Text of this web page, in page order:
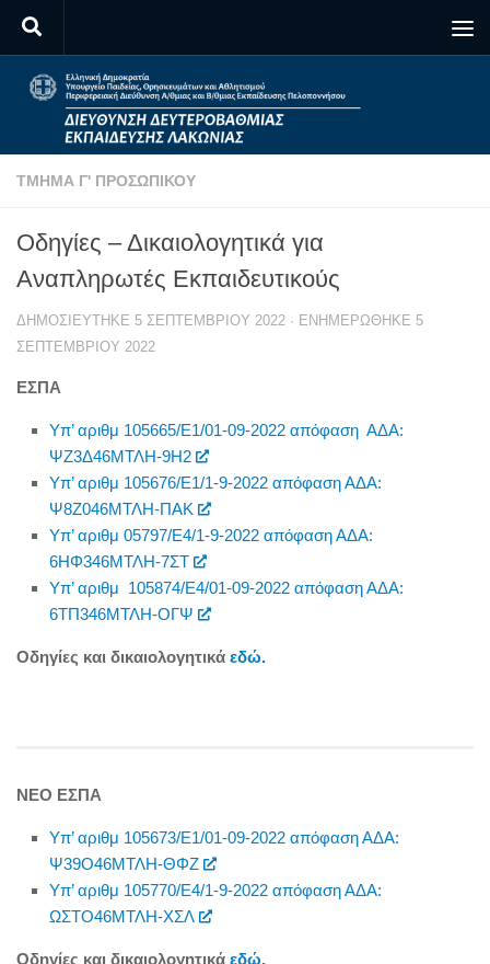
Skip to content
ΤΜΉΜΑ Γ' ΠΡΟΣΩΠΙΚΟΎ
Οδηγίες – Δικαιολογητικά για
Αναπληρωτές Εκπαιδευτικούς
ΔΗΜΟΣΙΕΎΤΗΚΕ 5 ΣΕΠΤΕΜΒΡΊΟΥ 2022 · ΕΝΗΜΕΡΏΘΗΚΕ 5
ΣΕΠΤΕΜΒΡΊΟΥ 2022
ΕΣΠΑ
Υπ’ αριθμ 105665/Ε1/01-09-2022 απόφαση ΑΔΑ:
ΨΖ3Δ46ΜΤΛΗ-9Η2
Υπ’ αριθμ 105676/Ε1/1-9-2022 απόφαση ΑΔΑ:
Ψ8Ζ046ΜΤΛΗ-ΠΑΚ
Υπ’ αριθμ 05797/Ε4/1-9-2022 απόφαση ΑΔΑ:
6ΗΦ346ΜΤΛΗ-7ΣΤ
Υπ’ αριθμ 105874/Ε4/01-09-2022 απόφαση ΑΔΑ:
6ΤΠ346ΜΤΛΗ-ΟΓΨ
Οδηγίες και δικαιολογητικά εδώ.
ΝΕΟ ΕΣΠΑ
Υπ’ αριθμ 105673/Ε1/01-09-2022 απόφαση ΑΔΑ:
Ψ39Ο46ΜΤΛΗ-ΘΦΖ
Υπ’ αριθμ 105770/Ε4/1-9-2022 απόφαση ΑΔΑ:
ΩΣΤΟ46ΜΤΛΗ-ΧΣΛ
Οδηγίες και δικαιολογητικά εδώ.